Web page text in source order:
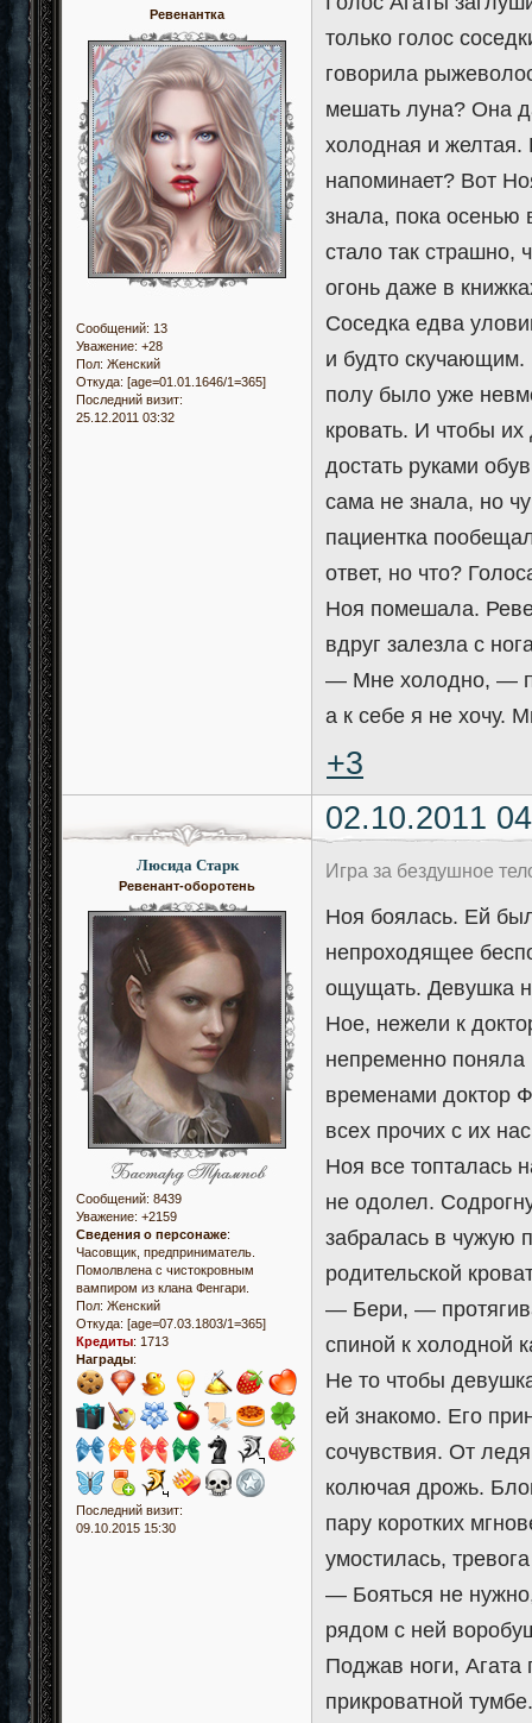
Ревенантка
Сообщений: 13
Уважение: +28
Пол: Женский
Откуда: [age=01.01.1646/1=365]
Последний визит:
25.12.2011 03:32
только голос
говорила
мешать луна? Она
холодная и желтая.
напоминает? Вот
знала, пока осенью
стало так страшно,
огонь даже в
Соседка едва
и будто
полу было уже
кровать. И чтобы их
достать руками
сама не знала, но
пациентка
ответ, но что?
Ноя помешала.
вдруг залезла с
— Мне холодно, —
а к себе я не хочу.
+3
02.10.2011
Люсида Старк
Ревенант-оборотень
Сообщений: 8439
Уважение: +2159
Сведения о персонаже:
Часовщик, предприниматель.
Помолвлена с чистокровным
вампиром из клана Фенгари.
Пол: Женский
Откуда: [age=07.03.1803/1=365]
Кредиты: 1713
Награды:
Последний визит:
09.10.2015 15:30
Игра за бездушное
Ноя боялась. Ей
непроходящее
ощущать. Девушка
Ное, нежели к
непременно
временами доктор
всех прочих с их
Ноя все топталась
не одолел.
забралась в чужую
родительской
— Бери, —
спиной к холодной
Не то чтобы
ей знакомо. Его
сочувствия. От
колючая дрожь.
пару коротких
умостилась,
— Бояться не
рядом с ней
Поджав ноги, Агата
прикроватной